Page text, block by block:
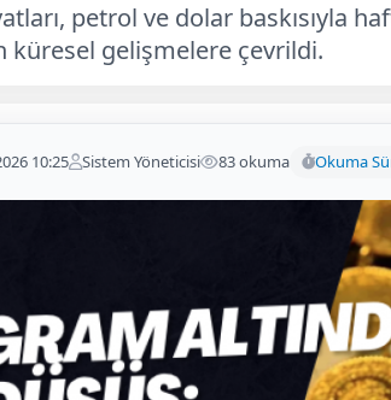
petrol ve dolar baskısıyla
küresel gelişmelere çevrildi.
10:25 Sistem Yöneticisi 83 okuma Okuma